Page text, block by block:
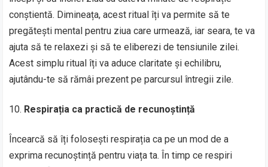
conștientă. Dimineața, acest ritual îți va permite să te
pregătești mental pentru ziua care urmează, iar seara, te va
ajuta să te relaxezi și să te eliberezi de tensiunile zilei.
Acest simplu ritual îți va aduce claritate și echilibru,
ajutându-te să rămâi prezent pe parcursul întregii zile.
Respirația ca practică de recunoștință
Încearcă să îți folosești respirația ca pe un mod de a
exprima recunoștință pentru viața ta. În timp ce respiri